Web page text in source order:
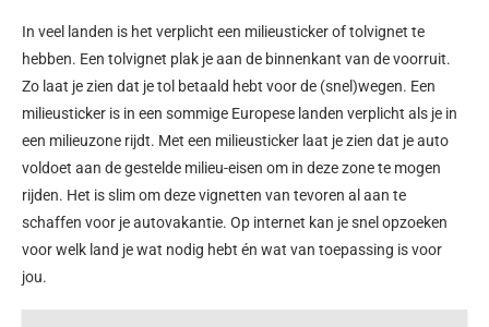
In veel landen is het verplicht een milieusticker of tolvignet te
hebben. Een tolvignet plak je aan de binnenkant van de voorruit.
Zo laat je zien dat je tol betaald hebt voor de (snel)wegen. Een
milieusticker is in een sommige Europese landen verplicht als je in
een milieuzone rijdt. Met een milieusticker laat je zien dat je auto
voldoet aan de gestelde milieu-eisen om in deze zone te mogen
rijden. Het is slim om deze vignetten van tevoren al aan te
schaffen voor je autovakantie. Op internet kan je snel opzoeken
voor welk land je wat nodig hebt én wat van toepassing is voor
jou.